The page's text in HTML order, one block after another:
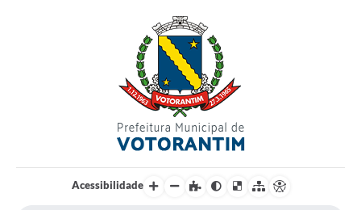
Acessibilidade